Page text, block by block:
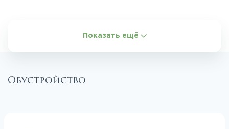
Показать ещё
Обустройство